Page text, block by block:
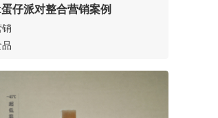
仔派对整合营销案例